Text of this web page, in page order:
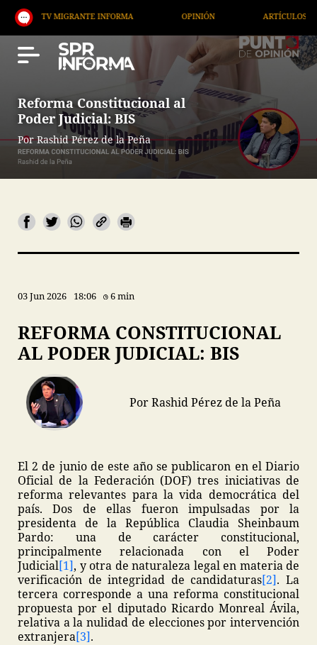
INFORMA OPINIÓN ARTÍCULOS
Reforma Constitucional al
Poder Judicial: BIS
Por Rashid Pérez de la Peña
03 Jun 2026 18:06 6 min
REFORMA CONSTITUCIONAL
AL PODER JUDICIAL: BIS
Por Rashid Pérez de la Peña
El 2 de junio de este año se publicaron en el Diario
Oficial de la Federación (DOF) tres iniciativas de
reforma relevantes para la vida democrática del
país. Dos de ellas fueron impulsadas por la
presidenta de la República Claudia Sheinbaum
Pardo: una de carácter constitucional,
principalmente relacionada con el Poder
Judicial[1], y otra de naturaleza legal en materia de
verificación de integridad de candidaturas[2]. La
tercera corresponde a una reforma constitucional
propuesta por el diputado Ricardo Monreal Ávila,
relativa a la nulidad de elecciones por intervención
extranjera[3].